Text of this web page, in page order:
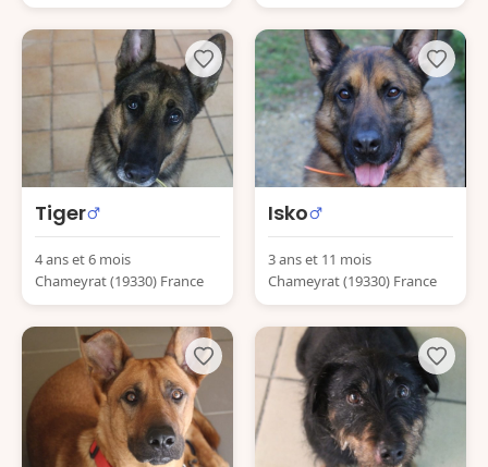
Tiger
4 ans et 6 mois
Chameyrat (19330) France
Isko
3 ans et 11 mois
Chameyrat (19330) France